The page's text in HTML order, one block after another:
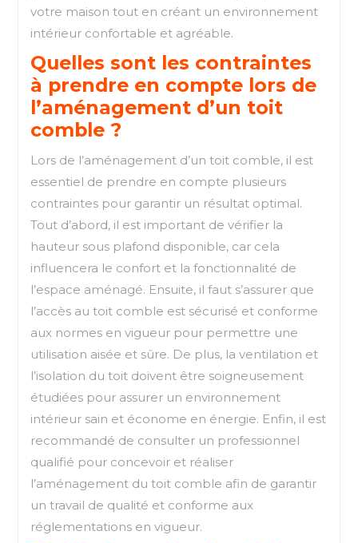
votre maison tout en créant un environnement
intérieur confortable et agréable.
Quelles sont les contraintes
à prendre en compte lors de
l’aménagement d’un toit
comble ?
Lors de l’aménagement d’un toit comble, il est
essentiel de prendre en compte plusieurs
contraintes pour garantir un résultat optimal.
Tout d’abord, il est important de vérifier la
hauteur sous plafond disponible, car cela
influencera le confort et la fonctionnalité de
l’espace aménagé. Ensuite, il faut s’assurer que
l’accès au toit comble est sécurisé et conforme
aux normes en vigueur pour permettre une
utilisation aisée et sûre. De plus, la ventilation et
l’isolation du toit doivent être soigneusement
étudiées pour assurer un environnement
intérieur sain et économe en énergie. Enfin, il est
recommandé de consulter un professionnel
qualifié pour concevoir et réaliser
l’aménagement du toit comble afin de garantir
un travail de qualité et conforme aux
réglementations en vigueur.